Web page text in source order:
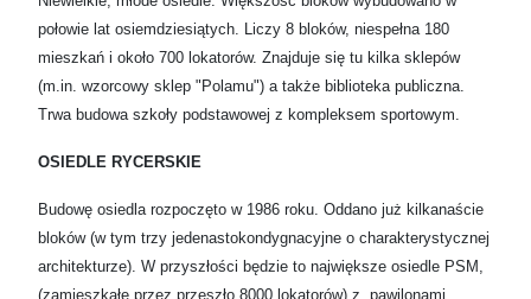
połowie lat osiemdziesiątych. Liczy 8 bloków, niespełna 180
mieszkań i około 700 lokatorów. Znajduje się tu kilka sklepów
(m.in. wzorcowy sklep "Polamu") a także biblioteka publiczna.
Trwa budowa szkoły podstawowej z kompleksem sportowym.
OSIEDLE RYCERSKIE
Budowę osiedla rozpoczęto w 1986 roku. Oddano już kilkanaście
bloków (w tym trzy jedenastokondygnacyjne o charakterystycznej
architekturze). W przyszłości będzie to największe osiedle PSM,
(zamieszkałe przez przeszło 8000 lokatorów) z, pawilonami